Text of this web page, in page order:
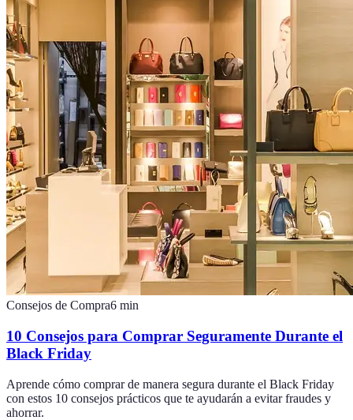
Consejos de Compra6 min
10 Consejos para Comprar Seguramente Durante el
Black Friday
Aprende cómo comprar de manera segura durante el Black Friday
con estos 10 consejos prácticos que te ayudarán a evitar fraudes y
ahorrar.